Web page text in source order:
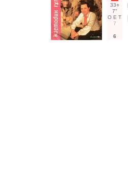
33○
7"
О Е Т
7
6